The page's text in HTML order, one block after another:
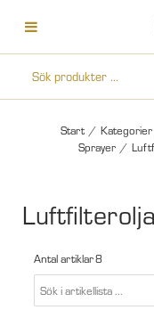
Start / Kategorier
Sprayer /
Luftfilterolja
Antal artiklar8